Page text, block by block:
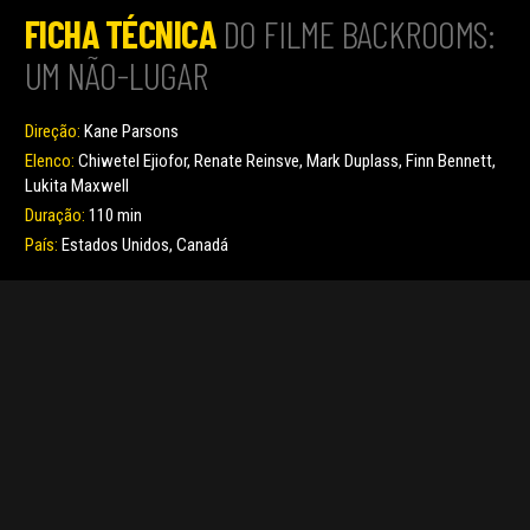
FICHA TÉCNICA DO FILME BACKROOMS:
UM NÃO-LUGAR
Direção: Kane Parsons
Elenco: Chiwetel Ejiofor, Renate Reinsve, Mark Duplass, Finn Bennett,
Lukita Maxwell
Duração: 110 min
País: Estados Unidos, Canadá